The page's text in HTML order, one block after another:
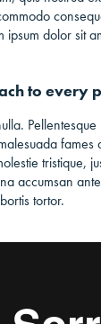
ipsum dolor sit
to every
fames
tristique,
accumsan
tortor.